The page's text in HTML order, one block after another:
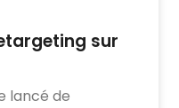
sur
lancé de